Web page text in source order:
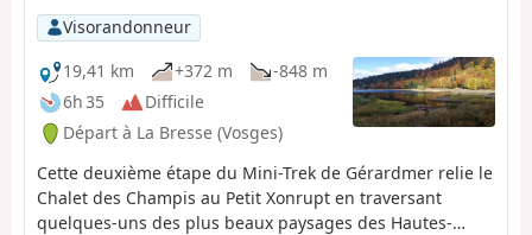
Visorandonneur
19,41 km
+372 m
-848 m
6h 35
Difficile
Départ à La Bresse (Vosges)
Cette deuxième étape du Mini-Trek de Gérardmer relie le
Chalet des Champis au Petit Xonrupt en traversant
quelques-uns des plus beaux paysages des Hautes-